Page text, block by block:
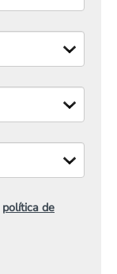
política de